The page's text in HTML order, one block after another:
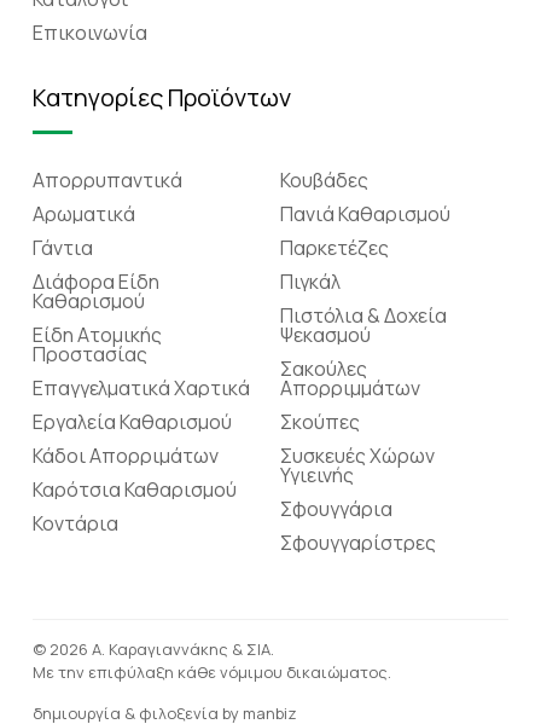
Επικοινωνία
Κατηγορίες Προϊόντων
Απορρυπαντικά
Αρωματικά
Γάντια
Διάφορα Είδη
Καθαρισμού
Είδη Ατομικής
Προστασίας
Επαγγελματικά Χαρτικά
Εργαλεία Καθαρισμού
Κάδοι Απορριμάτων
Καρότσια Καθαρισμού
Κοντάρια
Κουβάδες
Πανιά Καθαρισμού
Παρκετέζες
Πιγκάλ
Πιστόλια & Δοχεία
Ψεκασμού
Σακούλες
Απορριμμάτων
Σκούπες
Συσκευές Χώρων
Υγιεινής
Σφουγγάρια
Σφουγγαρίστρες
© 2026 Α. Καραγιαννάκης & ΣΙΑ.
Με την επιφύλαξη κάθε νόμιμου δικαιώματος.
δημιουργία & φιλοξενία by manbiz